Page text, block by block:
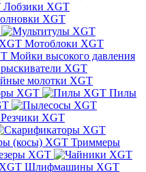
Лобзики XGT
XGT
Мотоблоки XGT
Мойки высокого давления
XGT
молотки XGT
XGT
Пилы
Резчики XGT
Триммеры
XGT
Шлифмашины XGT